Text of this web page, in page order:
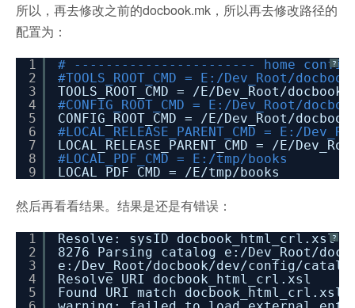
所以，再去修改之前的docbook.mk，所以再去修改路径的
配置为：
?
1
2
3
4
5
6
7
8
9
# ----------------------- home
#TOOLS_ROOT_CMD = E:/Dev_Root/
TOOLS_ROOT_CMD = /E/Dev_Root/
#CONFIG_ROOT_CMD = E:/Dev_Root/
CONFIG_ROOT_CMD = /E/Dev_Root/
#LOCAL_RELEASE_PARENT_CMD = E:/
LOCAL_RELEASE_PARENT_CMD = /E/
#LOCAL_PDF_CMD = E:/tmp/books
LOCAL_PDF_CMD = /E/tmp/books
然后再看看结果。结果是还是有错误：
?
1
2
3
4
5
Resolve: sysID docbook_html_crl.xsl
8276 Parsing catalog e: /Dev_Root/
e: /Dev_Root/docbook/dev/config/
Resolve URI docbook_html_crl.xsl
Found URI match docbook_html_crl.xsl